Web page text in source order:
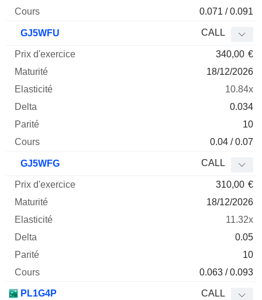
0.071 / 0.091
GJ5WFU CALL
340,00 €
18/12/2026
10.84x
0.034
10
0.04 / 0.07
GJ5WFG CALL
310,00 €
18/12/2026
11.32x
0.05
10
0.063 / 0.093
PL1G4P CALL